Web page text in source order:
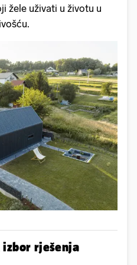
žele uživati u životu u
rješenja